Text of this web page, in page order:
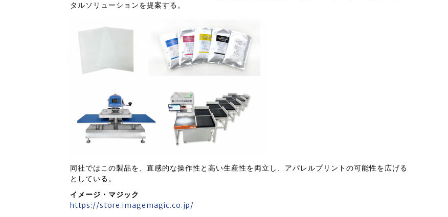
タルソリューションを提案する。
同社ではこの製品を、直感的な操作性と高い生産性を両立し、アパレルプリントの可能性を広げる
としている。
イメージ・マジック
https://store.imagemagic.co.jp/